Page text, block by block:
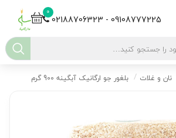
0
02188706323 - 09108777225
نان و غلات بلغور جو ارگانیک آبگینه 900 گرم